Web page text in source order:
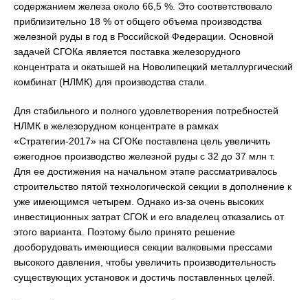
содержанием железа около 66,5 %. Это соответствовало
приблизительно 18 % от общего объема производства
железной руды в год в Российской Федерации. Основной
задачей СГОКа является поставка железорудного
концентрата и окатышей на Новолипецкий металлургический
комбинат (НЛМК) для производства стали.
Для стабильного и полного удовлетворения потребностей
НЛМК в железорудном концентрате в рамках
«Стратегии-2017» на СГОКе поставлена цель увеличить
ежегодное производство железной руды с 32 до 37 млн т.
Для ее достижения на начальном этапе рассматривалось
строительство пятой технологической секции в дополнение к
уже имеющимся четырем. Однако из-за очень высоких
инвестиционных затрат СГОК и его владелец отказались от
этого варианта. Поэтому было принято решение
дооборудовать имеющиеся секции валковыми прессами
высокого давления, чтобы увеличить производительность
существующих установок и достичь поставленных целей.